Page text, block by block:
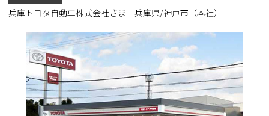
兵庫トヨタ自動車株式会社さま 兵庫県/神戸市（本社）